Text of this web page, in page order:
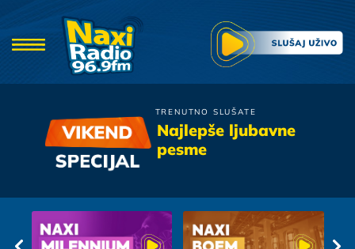
TRENUTNO SLUŠATE
Najlepše ljubavne
pesme
Colonia
Oduzimas Mi Dah